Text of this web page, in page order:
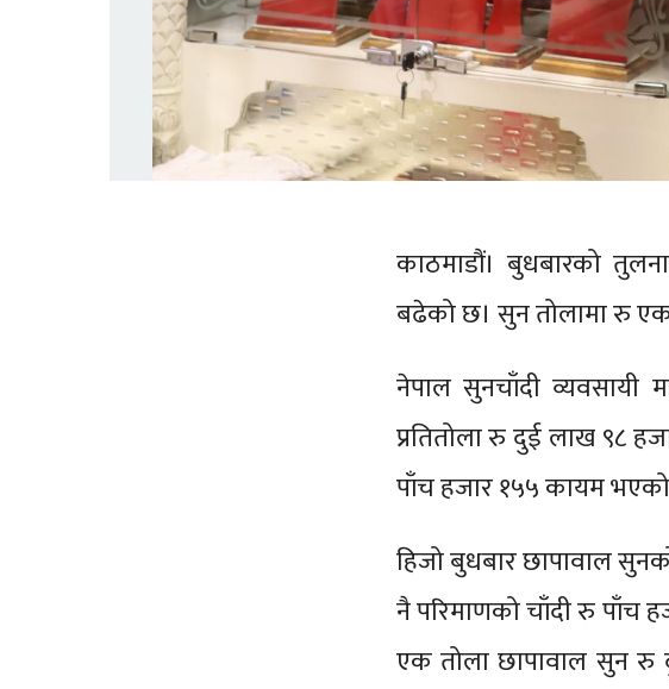
काठमाडौं। बुधबारको
बढेको छ। सुन तोलामा रु
नेपाल सुनचाँदी
प्रतितोला रु दुई लाख ९८
पाँच हजार १५५ कायम
हिजो बुधबार छापावाल
नै परिमाणको चाँदी रु पाँच
एक तोला छापावाल सुन रु